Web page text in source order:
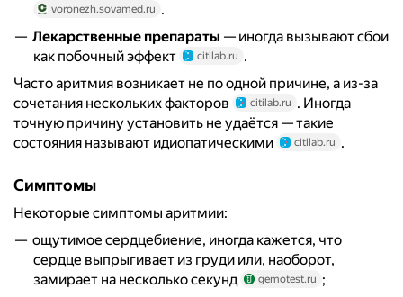
voronezh.sovamed.ru .
Лекарственные препараты — иногда вызывают сбои
как побочный эффект
citilab.ru .
Часто аритмия возникает не по одной причине, а из-за
сочетания нескольких факторов
citilab.ru . Иногда
точную причину установить не удаётся — такие
состояния называют идиопатическими
citilab.ru .
Симптомы
Некоторые симптомы аритмии:
ощутимое сердцебиение, иногда кажется, что
сердце выпрыгивает из груди или, наоборот,
замирает на несколько секунд
gemotest.ru ;